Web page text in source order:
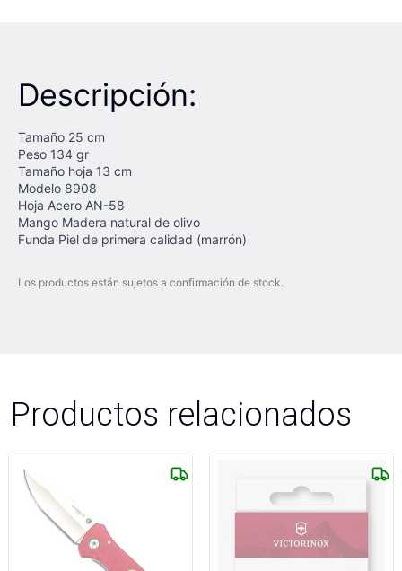
Descripción:
Tamaño 25 cm
Peso 134 gr
Tamaño hoja 13 cm
Modelo 8908
Hoja Acero AN-58
Mango Madera natural de olivo
Funda Piel de primera calidad (marrón)
Los productos están sujetos a confirmación de stock.
Productos relacionados